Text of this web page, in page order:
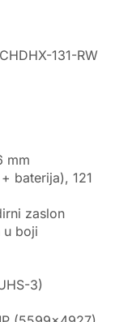
131-RW
mm
baterija), 121
zaslon
u boji
3)